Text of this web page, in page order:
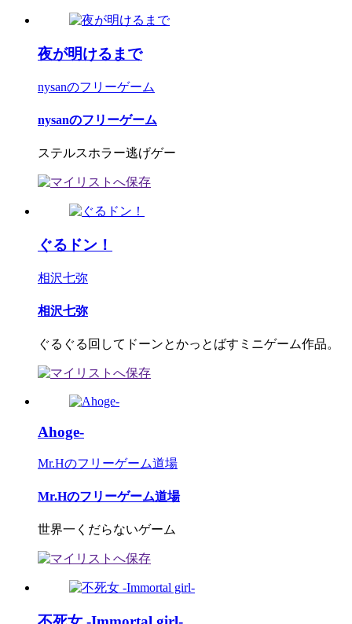
夜が明けるまで
nysanのフリーゲーム
nysanのフリーゲーム
ステルスホラー逃げゲー
ぐるドン！
相沢七弥
相沢七弥
ぐるぐる回してドーンとかっとばすミニゲーム作品。
Ahoge-
Mr.Hのフリーゲーム道場
Mr.Hのフリーゲーム道場
世界一くだらないゲーム